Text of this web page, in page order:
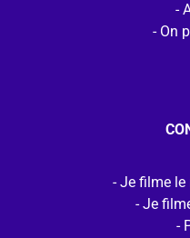
On
Je filme le
Je